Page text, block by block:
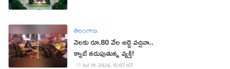
తెలంగాణ
నెలకు రూ.80 వేల అద్దె వచ్చినా..
క్యాబ్ నడుపుతున్న వ్యక్తి!
Jul 19, 2026, 15:07 IST